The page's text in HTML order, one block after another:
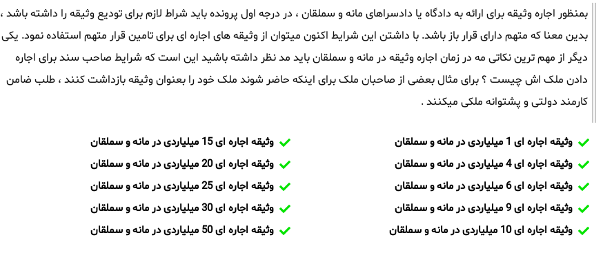
بمنظور اجاره وثیقه برای ارائه به دادگاه یا دادسراهای مانه و سملقان ، در درجه اول پرونده باید شراط لازم برای تودیع وثیقه را داشته باشد ،
بدین معنا که متهم دارای قرار باز باشد. با داشتن این شرایط اکنون میتوان از وثیقه های اجاره ای برای تامین قرار متهم استفاده نمود. یکی
دیگر از مهم ترین نکاتی مه در زمان اجاره وثیقه در مانه و سملقان باید مد نظر داشته باشید این است که شرایط صاحب سند برای اجاره
دادن ملک اش چیست ؟ برای مثال بعضی از صاحبان ملک برای اینکه حاضر شوند ملک خود را بعنوان وثیقه بازداشت کنند ، طلب ضامن
کارمند دولتی و پشتوانه ملکی میکنند .
وثیقه اجاره ای 1 میلیاردی در مانه و سملقان
وثیقه اجاره ای 4 میلیاردی در مانه و سملقان
وثیقه اجاره ای 6 میلیاردی در مانه و سملقان
وثیقه اجاره ای 9 میلیاردی در مانه و سملقان
وثیقه اجاره ای 10 میلیاردی در مانه و سملقان
وثیقه اجاره ای 15 میلیاردی در مانه و سملقان
وثیقه اجاره ای 20 میلیاردی در مانه و سملقان
وثیقه اجاره ای 25 میلیاردی در مانه و سملقان
وثیقه اجاره ای 30 میلیاردی در مانه و سملقان
وثیقه اجاره ای 50 میلیاردی در مانه و سملقان